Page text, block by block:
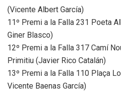
(Vicente Albert García)
11º Premi a la Falla 231 Poeta
Giner Blasco)
12º Premi a la Falla 317 Camí
Primitiu (Javier Rico Catalán)
13º Premi a la Falla 110 Plaça
Vicente Baenas García)